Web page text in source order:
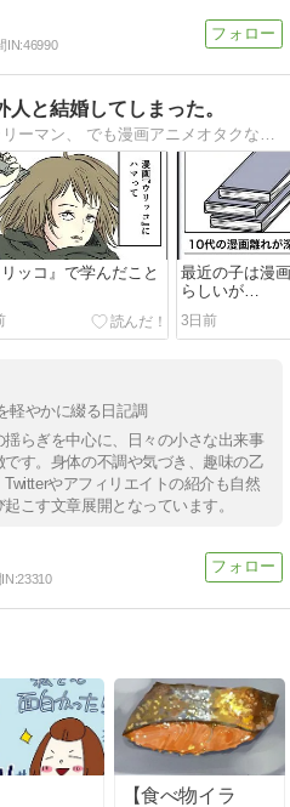
IN:46990
と結婚してしまった。
ダラ奥な私と、エリートサラリーマン、 でも漫画アニメオタクな外国人夫との日常について、 毎日更新しています。
リッコ』で学んだこと
最近の子は漫
らしいが…
3日前
軽やかに綴る日記調
らぎを中心に、日々の小さな出来事
す。身体の不調や気づき、趣味の乙
やアフィリエイトの紹介も自然
こす文章展開となっています。
23310
【食べ物イラ